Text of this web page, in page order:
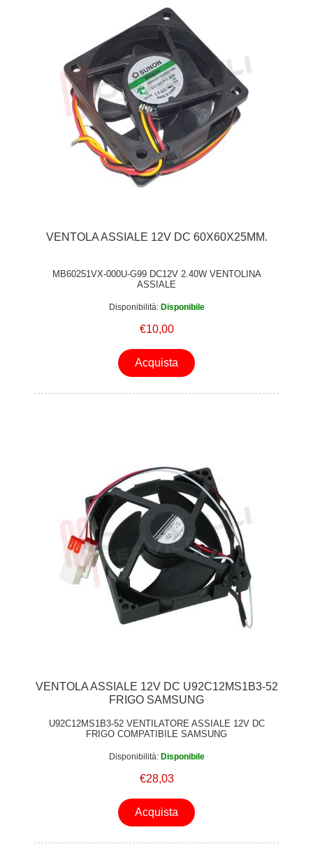
VENTOLA ASSIALE 12V DC 60X60X25MM.
MB60251VX-000U-G99 DC12V 2.40W VENTOLINA
ASSIALE
Disponibilità: Disponibile
€10,00
Acquista
VENTOLA ASSIALE 12V DC U92C12MS1B3-52
FRIGO SAMSUNG
U92C12MS1B3-52 VENTILATORE ASSIALE 12V DC
FRIGO COMPATIBILE SAMSUNG
Disponibilità: Disponibile
€28,03
Acquista